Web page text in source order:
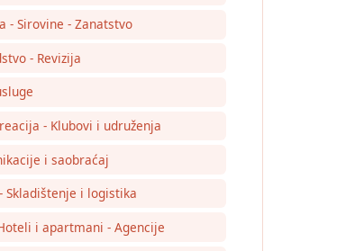
- Sirovine - Zanatstvo
- Revizija
- Klubovi i udruženja
i saobraćaj
Skladištenje i logistika
i apartmani - Agencije